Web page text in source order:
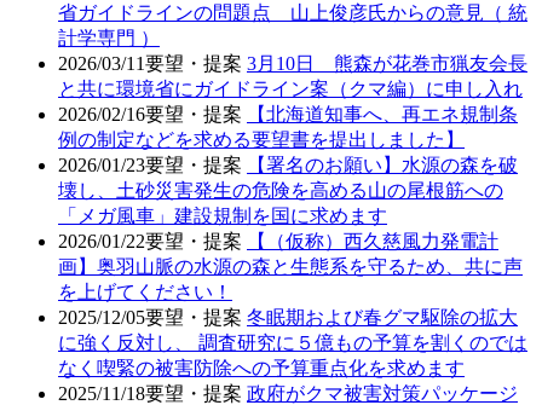
省ガイドラインの問題点 山上俊彦氏からの意見（ 統
計学専門 ）
2026/03/11要望・提案 3月10日 熊森が花巻市猟友会長
と共に環境省にガイドライン案（クマ編）に申し入れ
2026/02/16要望・提案
【北海道知事へ、再エネ規制条
例の制定などを求める要望書を提出しました】
2026/01/23要望・提案
【署名のお願い】水源の森を破
壊し、土砂災害発生の危険を高める山の尾根筋への
「メガ風車」建設規制を国に求めます
2026/01/22要望・提案
【（仮称）西久慈風力発電計
画】奥羽山脈の水源の森と生態系を守るため、共に声
を上げてください！
2025/12/05要望・提案 冬眠期および春グマ駆除の拡大
に強く反対し、 調査研究に５億もの予算を割くのでは
なく喫緊の被害防除への予算重点化を求めます
2025/11/18要望・提案 政府がクマ被害対策パッケージ